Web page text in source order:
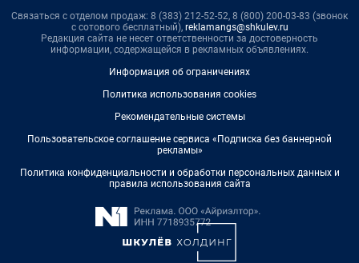
Связаться с отделом продаж: 8 (383) 212-52-52, 8 (800) 200-03-83 (звонок
с сотового бесплатный), reklamangs@shkulev.ru
Редакция сайта не несет ответственности за достоверность
информации, содержащейся в рекламных объявлениях.
Информация об ограничениях
Политика использования cookies
Рекомендательные системы
Пользовательское соглашение сервиса «Подписка без баннерной
рекламы»
Политика конфиденциальности и обработки персональных данных и
правила использования сайта